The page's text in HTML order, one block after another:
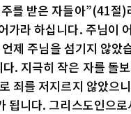
를 받은 자들아”(41절
가라 하십니다. 주님이
제 주님을 섬기지 않았
. 지극히 작은 자를 돌
죄를 저지르지 않았으
됩니다. 그리스도인으